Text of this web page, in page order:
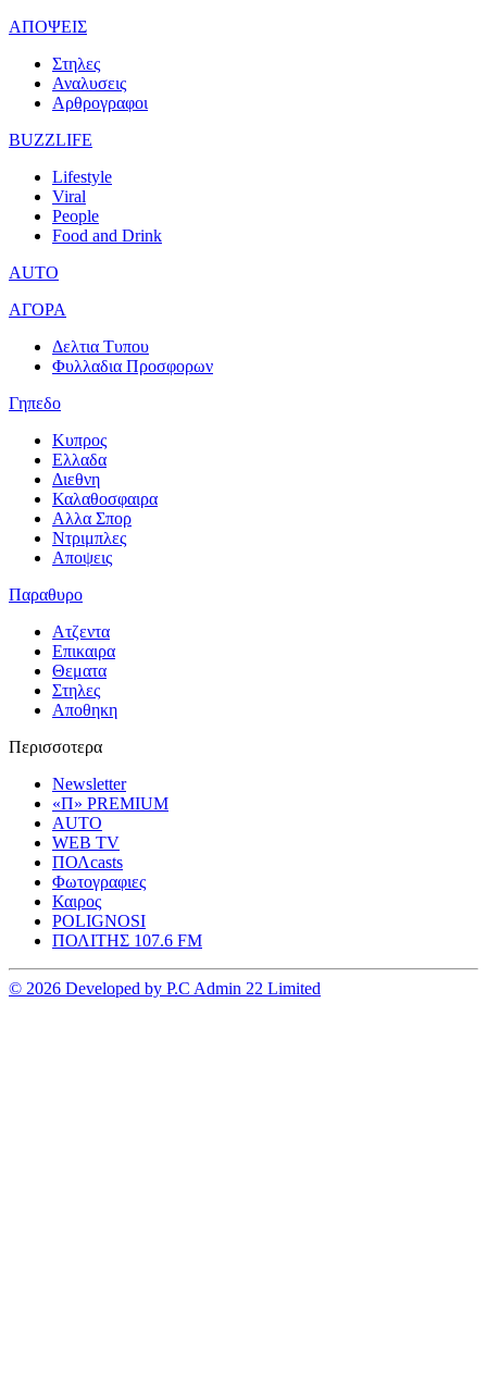
ΑΠΟΨΕΙΣ
Στηλες
Αναλυσεις
Αρθρογραφοι
BUZZLIFE
Lifestyle
Viral
People
Food and Drink
AUTO
ΑΓΟΡΑ
Δελτια Τυπου
Φυλλαδια Προσφορων
Γηπεδο
Κυπρος
Ελλαδα
Διεθνη
Καλαθοσφαιρα
Αλλα Σπορ
Ντριμπλες
Αποψεις
Παραθυρο
Ατζεντα
Επικαιρα
Θεματα
Στηλες
Αποθηκη
Περισσοτερα
Newsletter
«Π» PREMIUM
AUTO
WEB TV
ΠΟΛcasts
Φωτογραφιες
Καιρος
POLIGNOSI
ΠΟΛΙΤΗΣ 107.6 FM
© 2026 Developed by P.C Admin 22 Limited